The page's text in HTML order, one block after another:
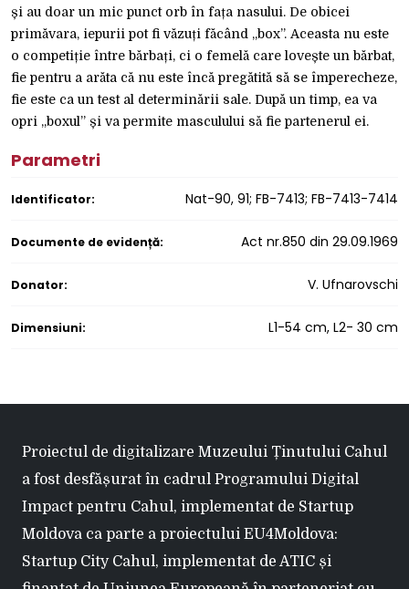
și au doar un mic punct orb în fața nasului. De obicei
primăvara, iepurii pot fi văzuți făcând „box”. Aceasta nu este
o competiție între bărbați, ci o femelă care lovește un bărbat,
fie pentru a arăta că nu este încă pregătită să se împerecheze,
fie este ca un test al determinării sale. După un timp, ea va
opri „boxul” și va permite masculului să fie partenerul ei.
Parametri
Identificator: Nat-90, 91; FB-7413; FB-7413-7414
Documente de evidență: Act nr.850 din 29.09.1969
Donator: V. Ufnarovschi
Dimensiuni: L1-54 cm, L2- 30 cm
Proiectul de digitalizare Muzeului Ținutului Cahul
a fost desfășurat în cadrul Programului Digital
Impact pentru Cahul, implementat de Startup
Moldova ca parte a proiectului EU4Moldova:
Startup City Cahul, implementat de ATIC și